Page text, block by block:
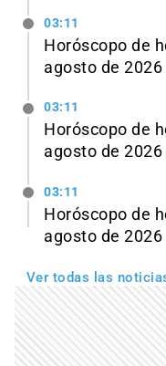
03:11
Horóscopo de
agosto de 2026
03:11
Horóscopo de
agosto de 2026
03:11
Horóscopo de
agosto de 2026
Ver todas las